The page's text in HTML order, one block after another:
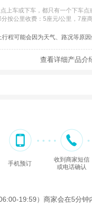
上车或下车，都只有一个下
按公里收费：5座元/公里，7座
行程可能会因为天气、路况等原因
查看详细产品介
手机预订
收到商家短信
或电话确认
19:59）商家会在5分